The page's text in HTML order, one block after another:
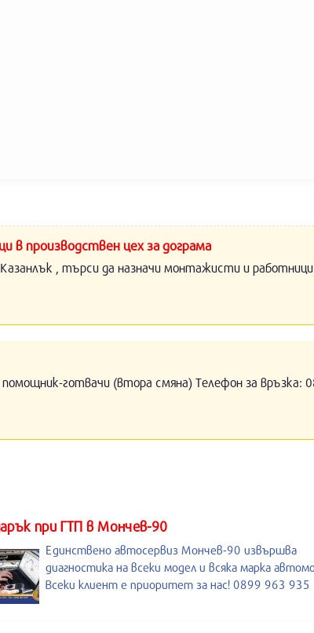
в производствен цех за дограма
, търси да назначи монтажисти и
готвачи (втора смяна) Телефон за връзка:
при ГТП в Мончев-90
Единствено автосервиз Мончев-90 извършва
диагностика на всеки модел и всяка марка
Всеки клиент е приоритет за нас! 0899 963 935